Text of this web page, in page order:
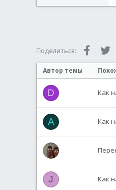
Поделиться:
Автор темы
D Как
A Как
J Как